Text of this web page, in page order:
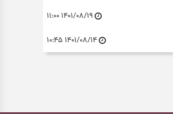
۱۴۰۱/۰۸/۱۹ ۱۱:۰۰
۱۴۰۱/۰۸/۱۴ ۱۰:۴۵